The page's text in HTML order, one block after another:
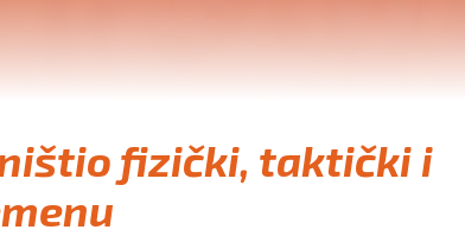
fizički, taktički i